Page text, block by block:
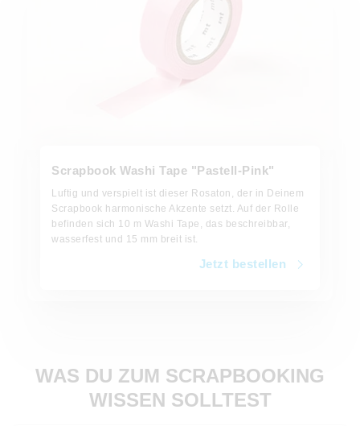
Scrapbook Washi Tape "Pastell-Pink"
Luftig und verspielt ist dieser Rosaton, der in Deinem
Scrapbook harmonische Akzente setzt. Auf der Rolle
befinden sich 10 m Washi Tape, das beschreibbar,
wasserfest und 15 mm breit ist.
Jetzt bestellen
WAS DU ZUM SCRAPBOOKING
WISSEN SOLLTEST